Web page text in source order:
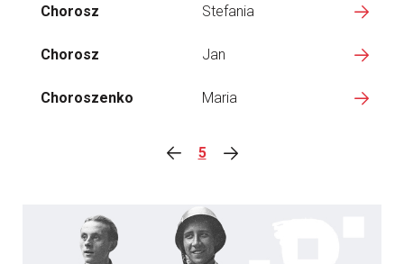
Chorosz Stefania
Chorosz Jan
Choroszenko Maria
5